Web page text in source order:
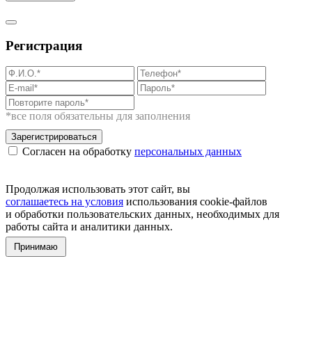
Регистрация
*все поля обязательны для заполнения
Зарегистрироваться
Согласен на обработку персональных данных
Продолжая использовать этот сайт, вы
соглашаетесь на условия использования cookie-файлов
и обработки пользовательских данных, необходимых для
работы сайта и аналитики данных.
Принимаю